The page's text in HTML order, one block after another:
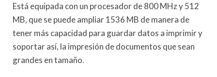
Está equipada con un procesador de 800 MHz y 512
MB, que se puede ampliar 1536 MB de manera de
tener más capacidad para guardar datos a imprimir y
soportar así, la impresión de documentos que sean
grandes en tamaño.